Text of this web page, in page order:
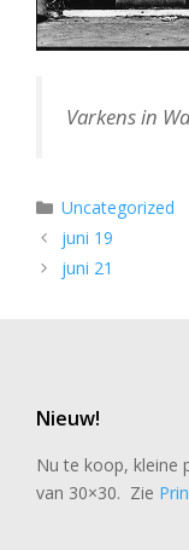
Varkens in
Categorieën
Uncategorized
juni 19
juni 21
Nieuw!
Nu te koop, kleine
van 30×30. Zie